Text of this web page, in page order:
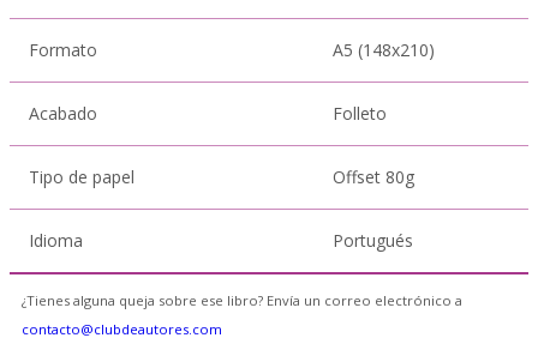
Formato A5 (148x210)
Acabado Folleto
Tipo de papel Offset 80g
Idioma Portugués
¿Tienes alguna queja sobre ese libro? Envía un correo electrónico a
contacto@clubdeautores.com